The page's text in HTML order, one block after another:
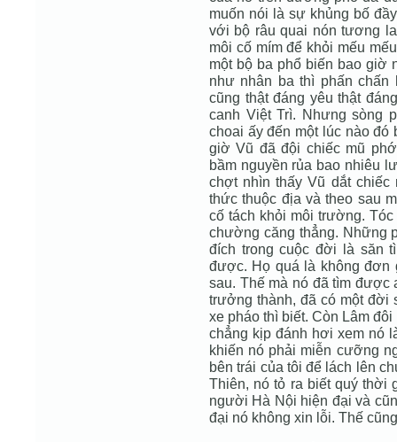
muốn nói là sự khủng bố
với bộ râu quai nón tương
môi cố mím để khỏi mếu
một bộ ba phổ biến bao giờ
như nhân ba thì phấn
cũng thật đáng yêu thật
canh Việt Trì. Nhưng sòng
choai ấy đến một lúc nào đó
giờ Vũ đã đội chiếc mũ
bầm nguyền rủa bao nhiêu
chợt nhìn thấy Vũ dắt
thức thuộc địa và theo sau
cố tách khỏi môi trường.
chường căng thẳng. Những
đích trong cuộc đời là săn
được. Họ quá là không đơn
sau. Thế mà nó đã tìm được
trưởng thành, đã có một đời
xe pháo thì biết. Còn Lâm
chẳng kịp đánh hơi xem nó
khiến nó phải miễn cưỡng
bên trái của tôi để lách lên
Thiên, nó tỏ ra biết quý thời
người Hà Nội hiện đại và
đại nó không xin lỗi. Thế